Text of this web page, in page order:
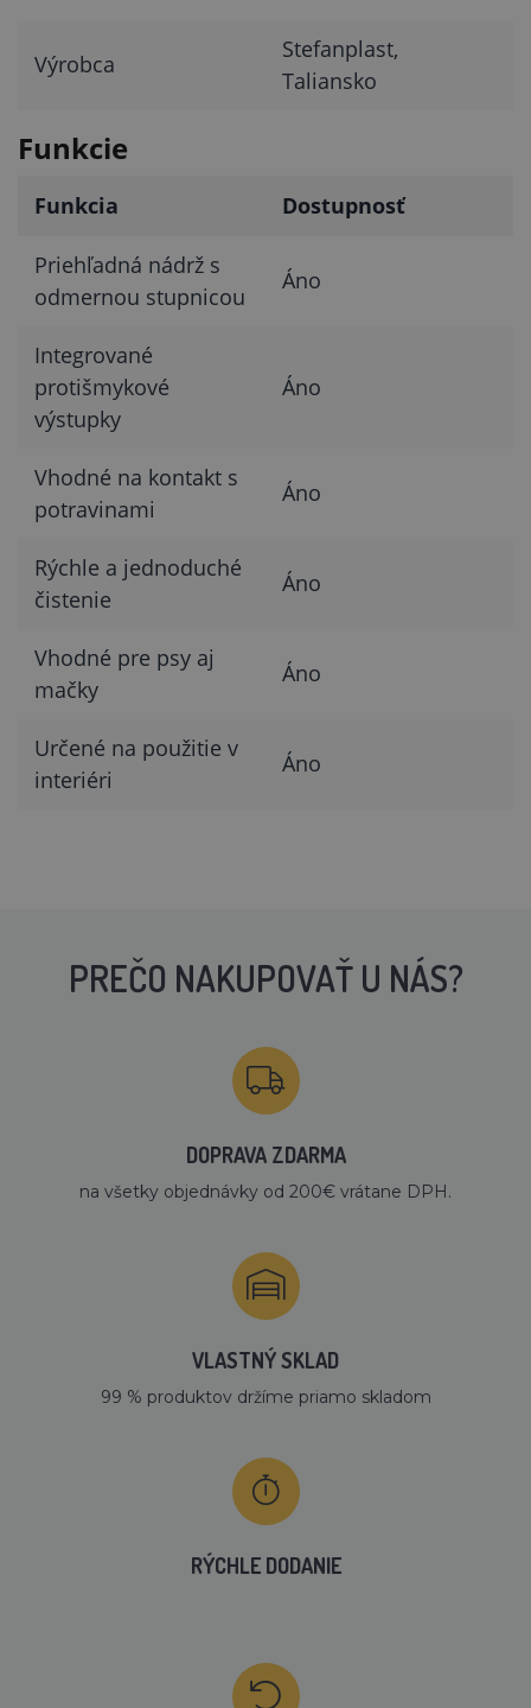
Výrobca
Stefanplast,
Taliansko
Funkcie
Funkcia Dostupnosť
Priehľadná nádrž s
odmernou stupnicou
Áno
Integrované
protišmykové
výstupky
Áno
Vhodné na kontakt s
potravinami
Áno
Rýchle a jednoduché
čistenie
Áno
Vhodné pre psy aj
mačky
Áno
Určené na použitie v
interiéri
Áno
PREČO NAKUPOVAŤ U NÁS?
DOPRAVA ZDARMA
na všetky objednávky od 200€ vrátane DPH.
VLASTNÝ SKLAD
99 % produktov držíme priamo skladom
RÝCHLE DODANIE